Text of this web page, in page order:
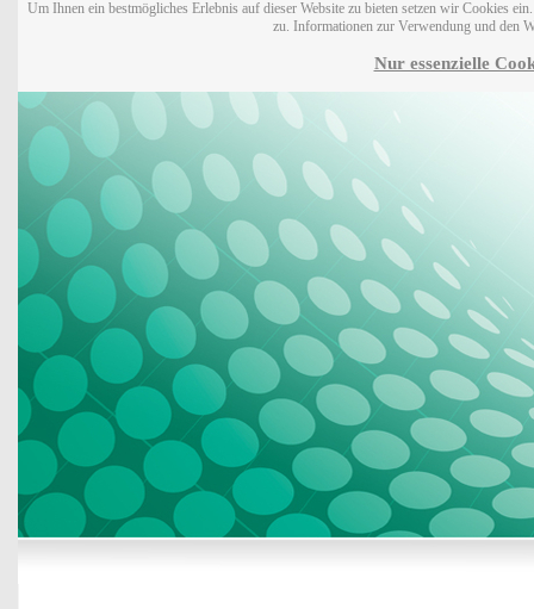
Um Ihnen ein bestmögliches Erlebnis auf dieser Website zu bieten setzen wir Cookies
zu. Informationen zur Verwendung und den
Nur essenzielle